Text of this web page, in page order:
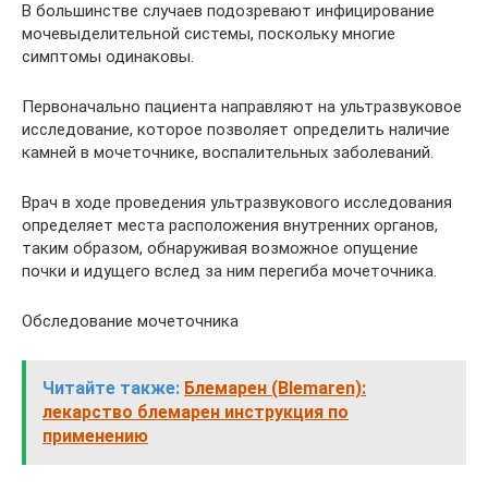
В большинстве случаев подозревают инфицирование
мочевыделительной системы, поскольку многие
симптомы одинаковы.
Первоначально пациента направляют на ультразвуковое
исследование, которое позволяет определить наличие
камней в мочеточнике, воспалительных заболеваний.
Врач в ходе проведения ультразвукового исследования
определяет места расположения внутренних органов,
таким образом, обнаруживая возможное опущение
почки и идущего вслед за ним перегиба мочеточника.
Обследование мочеточника
Читайте также: Блемарен (Blemaren):
лекарство блемарен инструкция по
применению